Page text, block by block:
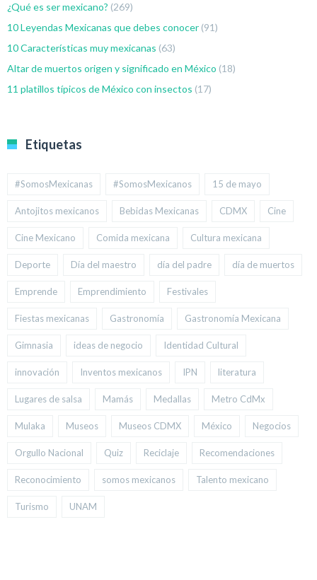
¿Qué es ser mexicano? (269)
10 Leyendas Mexicanas que debes conocer (91)
10 Características muy mexicanas (63)
Altar de muertos origen y significado en México (18)
11 platillos típicos de México con insectos (17)
Etiquetas
#SomosMexicanas #SomosMexicanos 15 de mayo
Antojitos mexicanos Bebidas Mexicanas CDMX Cine
Cine Mexicano Comida mexicana Cultura mexicana
Deporte Día del maestro día del padre día de muertos
Emprende Emprendimiento Festivales
Fiestas mexicanas Gastronomía Gastronomía Mexicana
Gimnasia ideas de negocio Identidad Cultural
innovación Inventos mexicanos IPN literatura
Lugares de salsa Mamás Medallas Metro CdMx
Mulaka Museos Museos CDMX México Negocios
Orgullo Nacional Quiz Reciclaje Recomendaciones
Reconocimiento somos mexicanos Talento mexicano
Turismo UNAM